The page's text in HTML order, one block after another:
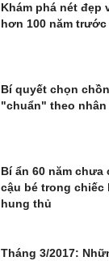
Khám phá nét đẹp
hơn 100 năm trước
Bí quyết chọn
"chuẩn" theo
Bí ẩn 60 năm
cậu bé trong chiếc
hung thủ
Tháng 3/2017: